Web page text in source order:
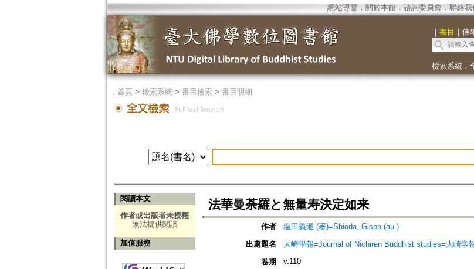
網站導覽 ． 關於本館． 諮詢委員會． 聯絡我
｜ 書目 ｜ 佛
檢索系統．
． 首頁> 檢索系統> 書目檢索> 書目明細
閱讀本文
作者或出版者未授權
無法提供閱讀
加值服務
法華曼荼羅と無量寿決定如来
作者
塩田義遜 (著)=Shioda, Gison (au.)
出處題名
大崎學報=Journal of Nichiren Buddhist studies=大崎学
卷期
v.110